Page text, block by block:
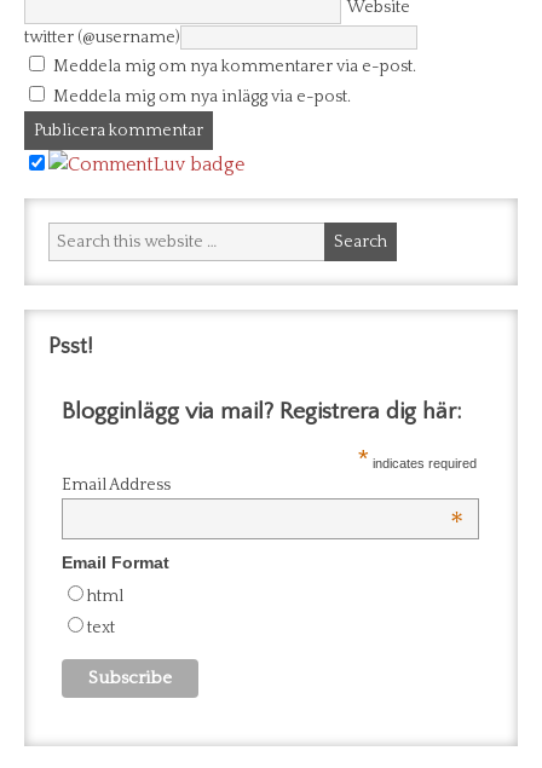
Website
twitter (@username)
Meddela mig om nya kommentarer via e-post.
Meddela mig om nya inlägg via e-post.
Psst!
Blogginlägg via mail? Registrera dig här:
* indicates required
Email Address
*
Email Format
html
text